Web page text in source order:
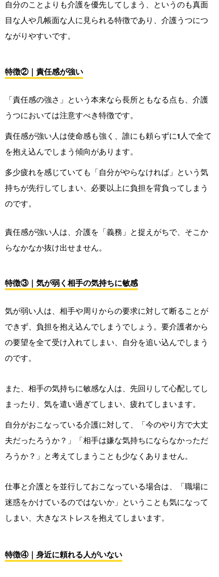
自分のことよりも介護を優先してしまう、というのも真面
目な人や几帳面な人に見られる特徴であり、介護うつにつ
ながりやすいです。
特徴②｜責任感が強い
「責任感の強さ」という本来なら長所ともなる点も、介護
うつにおいては注意すべき特徴です。
責任感が強い人は使命感も強く、誰にも頼らずに1人で全て
を抱え込んでしまう傾向があります。
多少疲れを感じていても「自分がやらなければ」という気
持ちが先行してしまい、必要以上に負担を背負ってしまう
のです。
責任感が強い人は、介護を「義務」と捉えがちで、そこか
らなかなか抜け出せません。
特徴③｜気が弱く相手の気持ちに敏感
気が弱い人は、相手や周りからの要求に対して断ることが
できず、負担を抱え込んでしまうでしょう。要介護者から
の要望を全て受け入れてしまい、自分を追い込んでしまう
のです。
また、相手の気持ちに敏感な人は、先回りして心配してし
まったり、気を遣い過ぎてしまい、疲れてしまいます。
自分がおこなっている介護に対して、「今のやり方で大丈
夫だったろうか？」「相手は嫌な気持ちにならなかっただ
ろうか？」と考えてしまうことも少なくありません。
仕事と介護とを並行しておこなっている場合は、「職場に
迷惑をかけているのではないか」ということも気になって
しまい、大きなストレスを抱えてしまいます。
特徴④｜身近に頼れる人がいない